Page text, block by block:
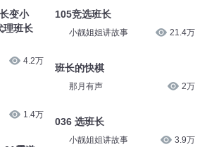
变小
理班长
4.2万
1.4万
105竞选班长
小靓姐姐讲故事 21.4万
班长的快棋
那月有声 2万
036 选班长
小靓姐姐讲故事 3.9万